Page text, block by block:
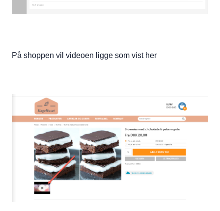
På shoppen vil videoen ligge som vist her